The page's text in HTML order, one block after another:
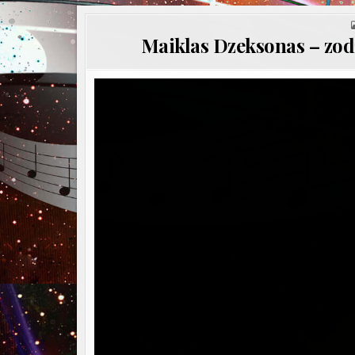
Maiklas Dzeksonas –